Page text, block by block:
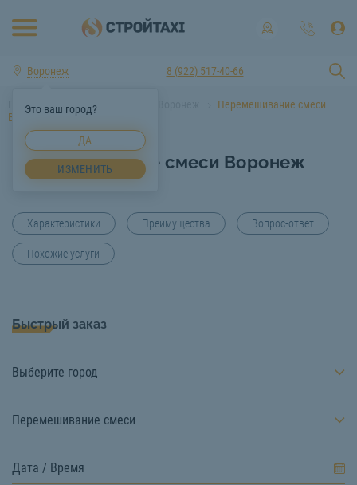
Воронеж
Это ваш город?
ДА
ИЗМЕНИТЬ
8 (922) 517-40-66
Главная Услуги спецтехники Воронеж
Перемешивание смеси
Воронеж
Перемешивание смеси Воронеж
Характеристики Преимущества Вопрос-ответ
Похожие услуги
Быстрый заказ
Выберите город
Перемешивание смеси